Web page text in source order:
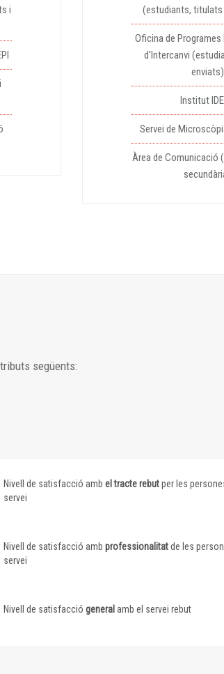
i
(estudiants, titulats
Oficina de
d'Intercanvi
enviats)
Institut
Servei de
Àrea de Comunicació
següents:
Nivell de satisfacció amb el tracte rebutper les
servei
Nivell de satisfacció amb professionalitatde les
servei
Nivell de satisfacció general amb el servei rebut